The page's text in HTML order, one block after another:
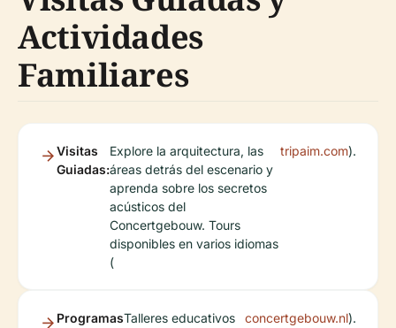
Actividades
Familiares
Visitas
Guiadas:
Explore la arquitectura, las
áreas detrás del escenario y
aprenda sobre los secretos
acústicos del
Concertgebouw. Tours
disponibles en varios idiomas
(
tripaim.com).
ProgramasTalleres educativos
concertgebouw.nl).